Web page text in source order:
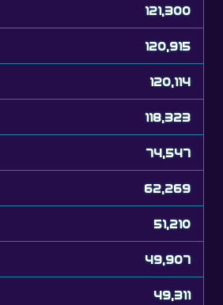
121,300
120,915
120,114
118,323
74,547
62,269
51,210
49,907
49,311